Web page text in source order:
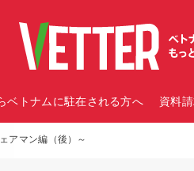
ベトナムに駐在される方へ 資料
アマン編（後）～